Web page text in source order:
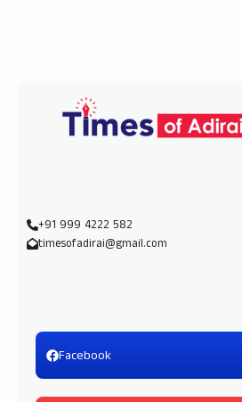
+91 999 4222 582
timesofadirai@gmail.com
Facebook